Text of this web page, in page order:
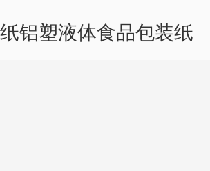
纸铝塑液体食品包装纸